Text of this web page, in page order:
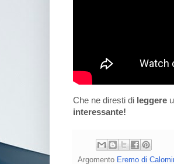
Che ne diresti di leggere
interessante!
Argomento Eremo di